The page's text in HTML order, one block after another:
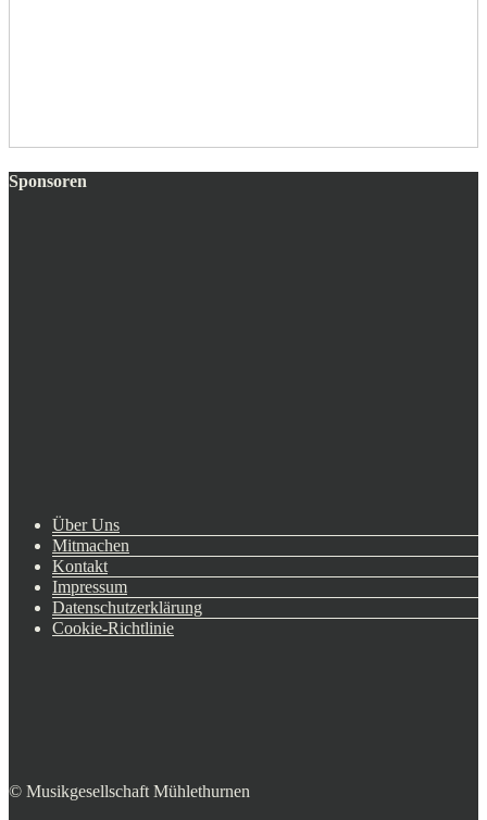
Sponsoren
Über Uns
Mitmachen
Kontakt
Impressum
Datenschutzerklärung
Cookie-Richtlinie
© Musikgesellschaft Mühlethurnen